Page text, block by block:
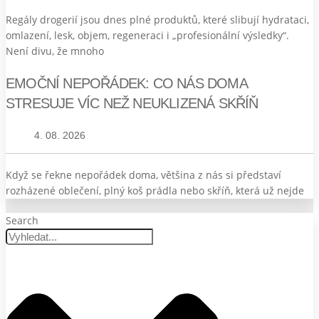
Regály drogerií jsou dnes plné produktů, které slibují hydrataci,
omlazení, lesk, objem, regeneraci i „profesionální výsledky“.
Není divu, že mnoho
EMOČNÍ NEPOŘÁDEK: CO NÁS DOMA
STRESUJE VÍC NEŽ NEUKLIZENÁ SKŘÍŇ
4. 08. 2026
Když se řekne nepořádek doma, většina z nás si představí
rozházené oblečení, plný koš prádla nebo skříň, která už nejde
Search